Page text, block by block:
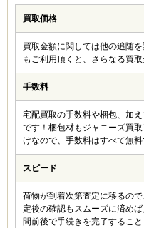
買取価格
買取金額に関しては他の追随
もご利用頂くと、さらなる買
手数料
宅配買取の手数料や梱包、加
です！梱包材もジャニーズ買
けなので、手数料はすべて無
スピード
荷物が到着次第査定に移るの
定後の確認もスムーズに済め
間前後で手続きを完了すること